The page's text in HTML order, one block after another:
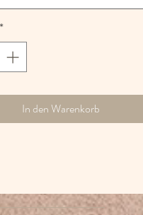
*
In den Warenkorb